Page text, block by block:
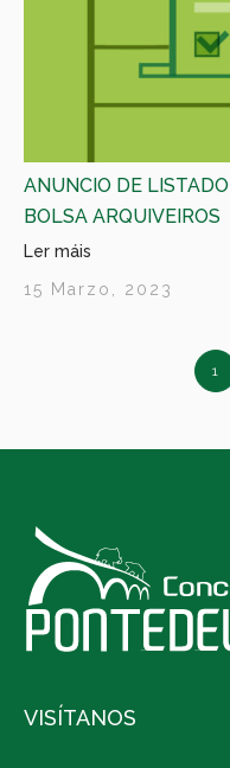
ANUNCIO DE
BOLSA ARQUIVEIROS
Ler máis
15 Marzo, 2023
1
VISÍTANOS